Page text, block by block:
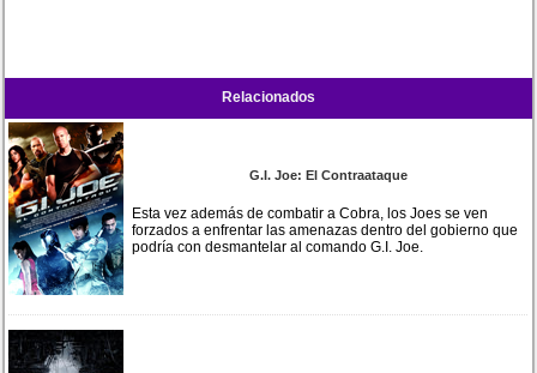
Relacionados
G.I. Joe: El Contraataque
Esta vez además de combatir a Cobra, los Joes se ven
forzados a enfrentar las amenazas dentro del gobierno que
podría con desmantelar al comando G.I. Joe.